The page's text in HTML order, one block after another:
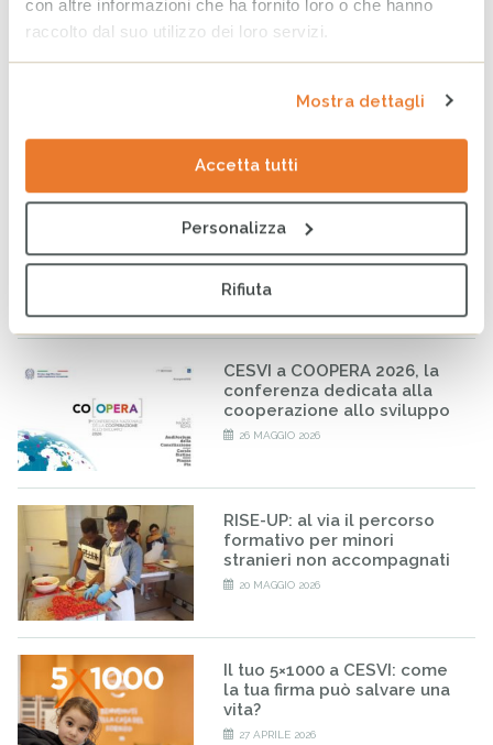
con altre informazioni che ha fornito loro o che hanno
raccolto dal suo utilizzo dei loro servizi.
Mostra dettagli
Accetta tutti
Personalizza
Rifiuta
23 GIUGNO 2026
CESVI presenta a Roma la
settima edizione dell’Indice
maltrattamento e la cura
all’infanzia in Italia
CESVI a COOPERA 2026, la
conferenza dedicata alla
cooperazione allo sviluppo
26 MAGGIO 2026
RISE-UP: al via il percorso
formativo per minori
stranieri non accompagnati
20 MAGGIO 2026
Il tuo 5×1000 a CESVI: come
la tua firma può salvare una
vita?
27 APRILE 2026